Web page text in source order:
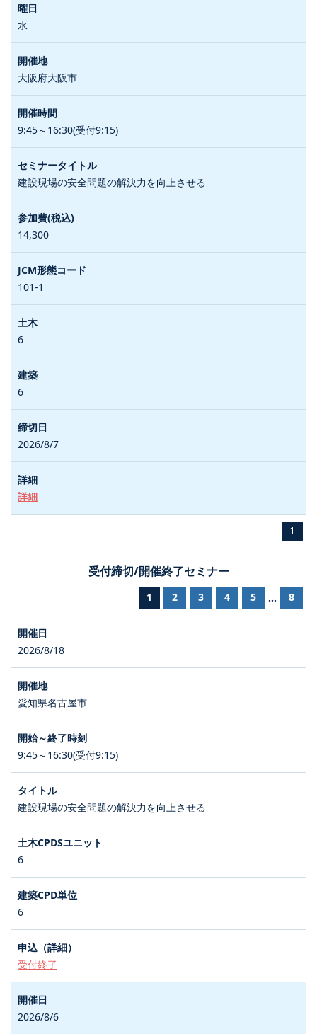
水
大阪府大阪市
9:45～16:30(受付9:15)
建設現場の安全問題の解決力を向上させる
14,300
101-1
6
6
2026/8/7
詳細
1
受付締切/開催終了セミナー
1 2 3 4 5 ... 8
2026/8/18
愛知県名古屋市
9:45～16:30(受付9:15)
建設現場の安全問題の解決力を向上させる
6
6
受付終了
2026/8/6